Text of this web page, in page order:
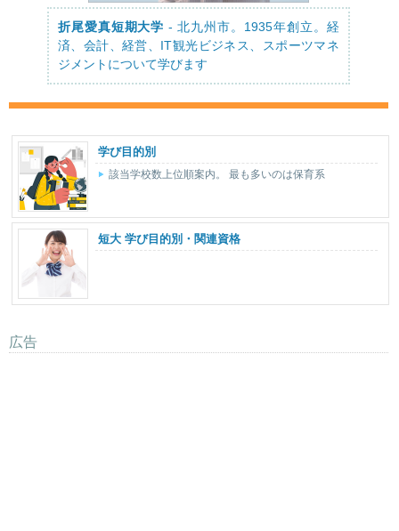
折尾愛真短期大学 - 北九州市。1935年創立。経
済、会計、経営、IT観光ビジネス、スポーツマネ
ジメントについて学びます
学び目的別
該当学校数上位順案内。 最も多いのは保育系
短大 学び目的別・関連資格
広告